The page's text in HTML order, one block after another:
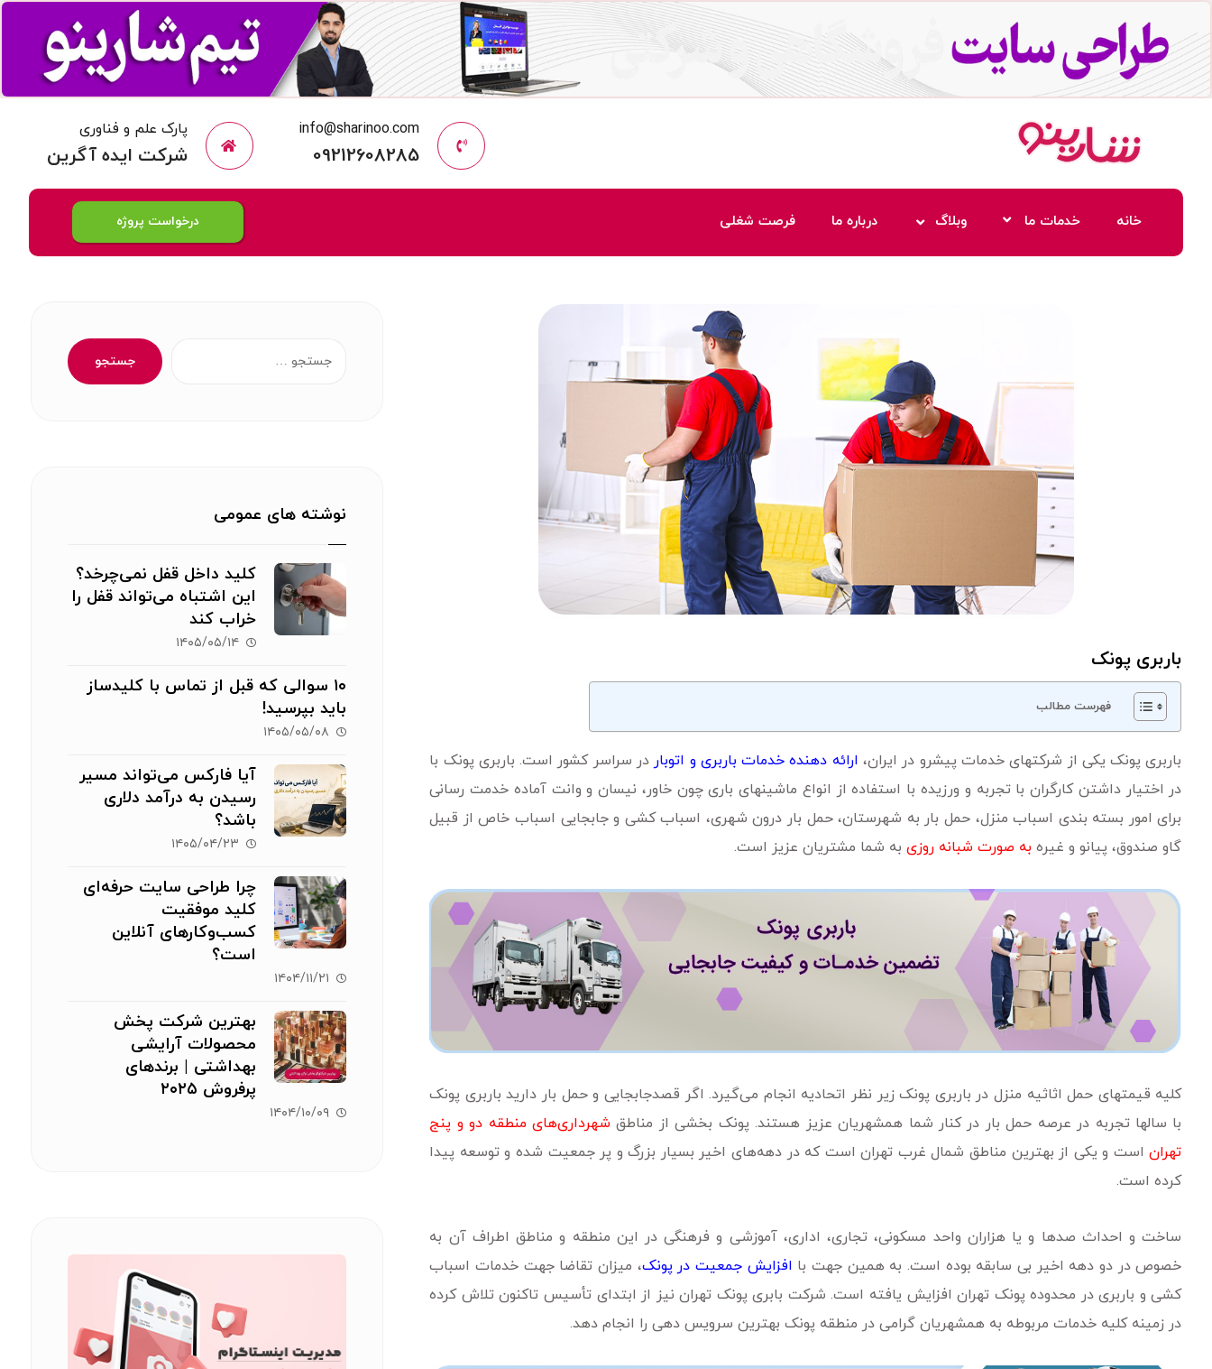
پارک علم و فناوری
شرکت ایده آگرین
info@sharinoo.com
09212608285
خانه خدمات ما وبلاگ درباره ما فرصت شغلی درخواست پروژه
باربری پونک
فهرست مطالب
باربری پونک یکی از شرکتهای خدمات پیشرو در ایران، ارائه دهنده خدمات باربری و اتوبار در سراسر کشور است. باربری پونک با
در اختیار داشتن کارگران با تجربه و ورزیده با استفاده از انواع ماشینهای باری چون خاور، نیسان و وانت آماده خدمت رسانی
برای امور بسته بندی اسباب منزل، حمل بار به شهرستان، حمل بار درون شهری، اسباب کشی و جابجایی اسباب خاص از قبیل
گاو صندوق، پیانو و غیره به صورت شبانه روزیبه شما مشتریان عزیز است.
کلیه قیمتهای حمل اثاثیه منزل در باربری پونک زیر نظر اتحادیه انجام می‌گیرد. اگر قصدجابجایی و حمل بار دارید باربری پونک
با سالها تجربه در عرصه حمل بار در کنار شما همشهریان عزیز هستند. پونک بخشی از مناطق شهرداری‌های منطقه دو و پنج
تهراناست و یکی از بهترین مناطق شمال غرب تهران است که در دهه‌های اخیر بسیار بزرگ و پر جمعیت شده و توسعه پیدا
کرده است.
ساخت و احداث صدها و یا هزاران واحد مسکونی، تجاری، اداری، آموزشی و فرهنگی در این منطقه و مناطق اطراف آن به
خصوص در دو دهه اخیر بی سابقه بوده است. به همین جهت با افزایش جمعیت در پونک، میزان تقاضا جهت خدمات اسباب
کشی و باربری در محدوده پونک تهران افزایش یافته است. شرکت بابری پونک تهران نیز از ابتدای تأسیس تاکنون تلاش کرده
در زمینه کلیه خدمات مربوطه به همشهریان گرامی در منطقه پونک بهترین سرویس دهی را انجام دهد.
جستجو
نوشته های عمومی
کلید داخل قفل نمی‌چرخد؟
این اشتباه می‌تواند قفل را
خراب کند
۱۴۰۵/۰۵/۱۴
۱۰ سوالی که قبل از تماس با کلیدساز
باید بپرسید!
۱۴۰۵/۰۵/۰۸
آیا فارکس می‌تواند مسیر
رسیدن به درآمد دلاری
باشد؟
۱۴۰۵/۰۴/۲۳
چرا طراحی سایت حرفه‌ای
کلید موفقیت
کسب‌وکارهای آنلاین
است؟
۱۴۰۴/۱۱/۲۱
بهترین شرکت پخش
محصولات آرایشی
بهداشتی | برندهای
پرفروش ۲۰۲۵
۱۴۰۴/۱۰/۰۹